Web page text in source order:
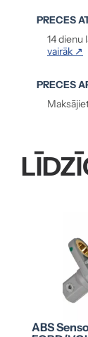
PRECES
14 dienu
vairāk ↗
PRECES
ABS